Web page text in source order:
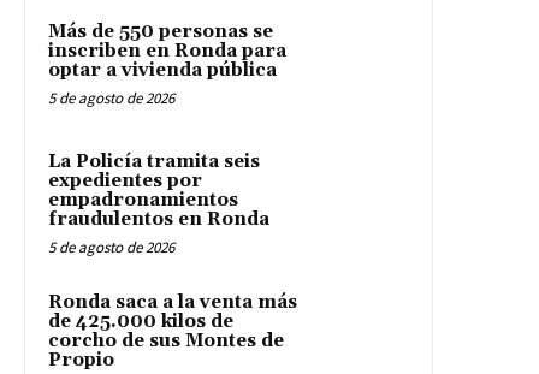
Más de 550 personas se
inscriben en Ronda para
optar a vivienda pública
5 de agosto de 2026
La Policía tramita seis
expedientes por
empadronamientos
fraudulentos en Ronda
5 de agosto de 2026
Ronda saca a la venta más
de 425.000 kilos de
corcho de sus Montes de
Propio